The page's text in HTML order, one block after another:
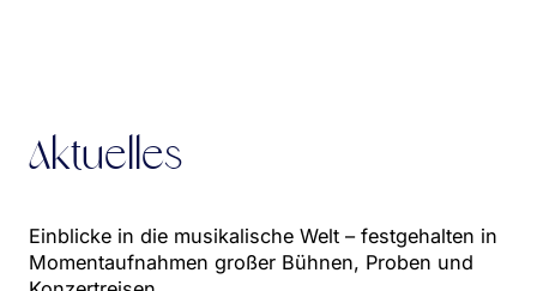
Aktuelles
Einblicke in die musikalische Welt – festgehalten in
Momentaufnahmen großer Bühnen, Proben und